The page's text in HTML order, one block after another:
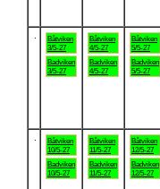
Båtviken
3/5-27
Badviken
3/5-27
Båtviken
4/5-27
Badviken
4/5-27
Båtviken
5/5-27
Badviken
5/5-27
Båtviken
10/5-27
Badviken
10/5-27
Båtviken
11/5-27
Badviken
11/5-27
Båtviken
12/5-27
Badviken
12/5-27